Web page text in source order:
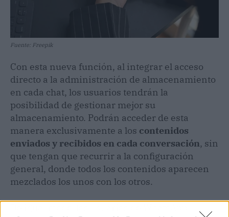
Fuente: Freepik
Con esta nueva función, al integrar el acceso
directo a la administración de almacenamiento
en cada chat, los usuarios tendrán la
posibilidad de gestionar mejor su
almacenamiento. Podrán acceder de esta
manera exclusivamente a los contenidos
enviados y recibidos en cada conversación, sin
que tengan que recurrir a la configuración
general, donde todos los contenidos aparecen
mezclados los unos con los otros.